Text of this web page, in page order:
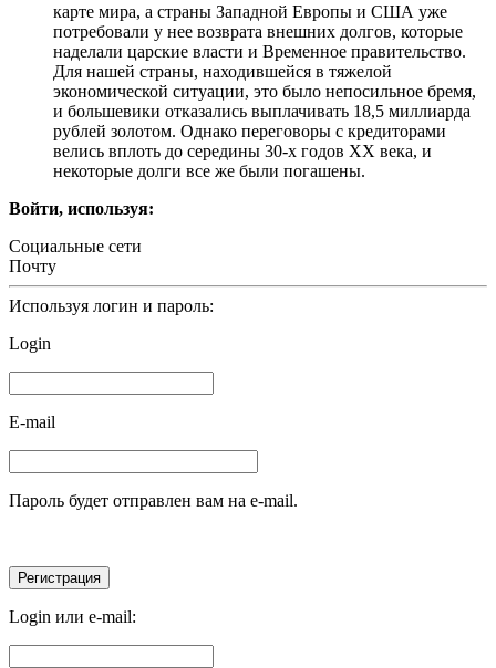
карте мира, а страны Западной Европы и США уже
потребовали у нее возврата внешних долгов, которые
наделали царские власти и Временное правительство.
Для нашей страны, находившейся в тяжелой
экономической ситуации, это было непосильное бремя,
и большевики отказались выплачивать 18,5 миллиарда
рублей золотом. Однако переговоры с кредиторами
велись вплоть до середины 30-х годов ХХ века, и
некоторые долги все же были погашены.
Войти, используя:
Социальные сети
Почту
Используя логин и пароль:
Login
E-mail
Пароль будет отправлен вам на e-mail.
Login или e-mail: